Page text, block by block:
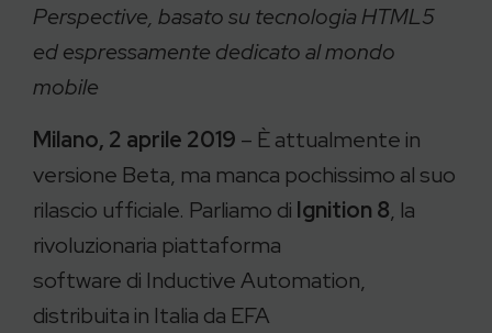
Perspective, basato su tecnologia HTML5
ed espressamente dedicato al mondo
mobile
Milano, 2 aprile 2019 – È attualmente in
versione Beta, ma manca pochissimo al suo
rilascio ufficiale. Parliamo di Ignition 8, la
rivoluzionaria piattaforma
software di Inductive Automation,
distribuita in Italia da EFA